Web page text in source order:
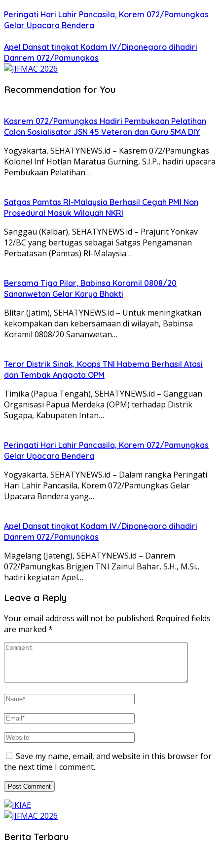
Peringati Hari Lahir Pancasila, Korem 072/Pamungkas
Gelar Upacara Bendera
Apel Dansat tingkat Kodam lV/Diponegoro dihadiri
Danrem 072/Pamungkas
Recommendation for You
Kasrem 072/Pamungkas Hadiri Pembukaan Pelatihan
Calon Sosialisator JSN 45 Veteran dan Guru SMA DIY
Yogyakarta, SEHATYNEWS.id – Kasrem 072/Pamungkas
Kolonel Inf Hotlan Maratua Gurning, S.I.P., hadiri upacara
Pembukaan Pelatihan…
Satgas Pamtas RI-Malaysia Berhasil Cegah PMI Non
Prosedural Masuk Wilayah NKRI
Sanggau (Kalbar), SEHATYNEWS.id – Prajurit Yonkav
12/BC yang bertugas sebagai Satgas Pengamanan
Perbatasan (Pamtas) RI-Malaysia…
Bersama Tiga Pilar, Babinsa Koramil 0808/20
Sananwetan Gelar Karya Bhakti
Blitar (Jatim), SEHATYNEWS.id – Untuk meningkatkan
kekompakan dan kebersamaan di wilayah, Babinsa
Koramil 0808/20 Sananwetan…
Teror Distrik Sinak, Koops TNI Habema Berhasil Atasi
dan Tembak Anggota OPM
Timika (Papua Tengah), SEHATYNEWS.id – Gangguan
Organisasi Papua Merdeka (OPM) terhadap Distrik
Sugapa, Kabupaten Intan…
Peringati Hari Lahir Pancasila, Korem 072/Pamungkas
Gelar Upacara Bendera
Yogyakarta, SEHATYNEWS.id – Dalam rangka Peringati
Hari Lahir Pancasila, Korem 072/Pamungkas Gelar
Upacara Bendera yang…
Apel Dansat tingkat Kodam lV/Diponegoro dihadiri
Danrem 072/Pamungkas
Magelang (Jateng), SEHATYNEWS.id – Danrem
072/Pamungkas Brigjen TNI Zainul Bahar, S.H., M.Si.,
hadiri kegiatan Apel…
Leave a Reply
Your email address will not be published. Required fields
are marked *
Save my name, email, and website in this browser for
the next time I comment.
Berita Terbaru